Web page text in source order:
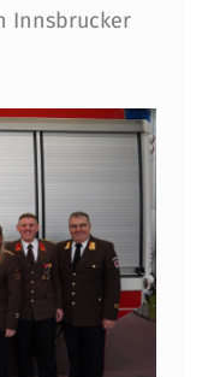
Innsbrucker